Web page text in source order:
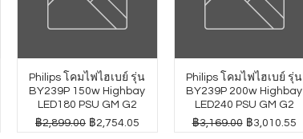
Philips โคมไฟไฮเบย์ รุ่น
BY239P 150w Highbay
LED180 PSU GM G2
ราคาปกติ
฿2,899.00 ราคาขายลด
฿2,754.05
Philips โคมไฟไฮเบย์ รุ่น
BY239P 200w Highbay
LED240 PSU GM G2
ราคาปกติ
฿3,169.00 ราคาขายลด
฿3,010.55